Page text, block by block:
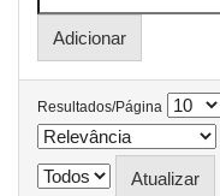
Resultados/Página